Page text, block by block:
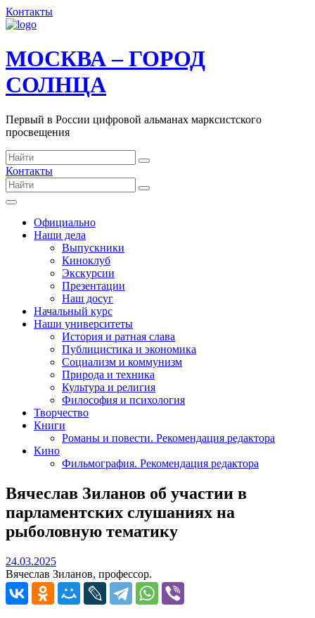
Контакты
МОСКВА – ГОРОД
СОЛНЦА
Первый в России цифровой альманах марксистского
просвещения
Контакты
Официально
Наши дела
Выпускники
Киноклуб
Экскурсии
Презентации
Наш досуг
Начальный курс
Наши университеты
История и ратная слава
Публицистика и экономика
Социализм и коммунизм
Природа и техника
Культура и религия
Философия и психология
Творчество
Книги
Романы и повести. Рекомендация редактора
Кино
Фильмография. Рекомендация редактора
Вячеслав Зиланов об участии в
парламентских слушаниях на
рыболовную тематику
24.03.202524.03.2025
Вячеслав Зиланов, профессор.